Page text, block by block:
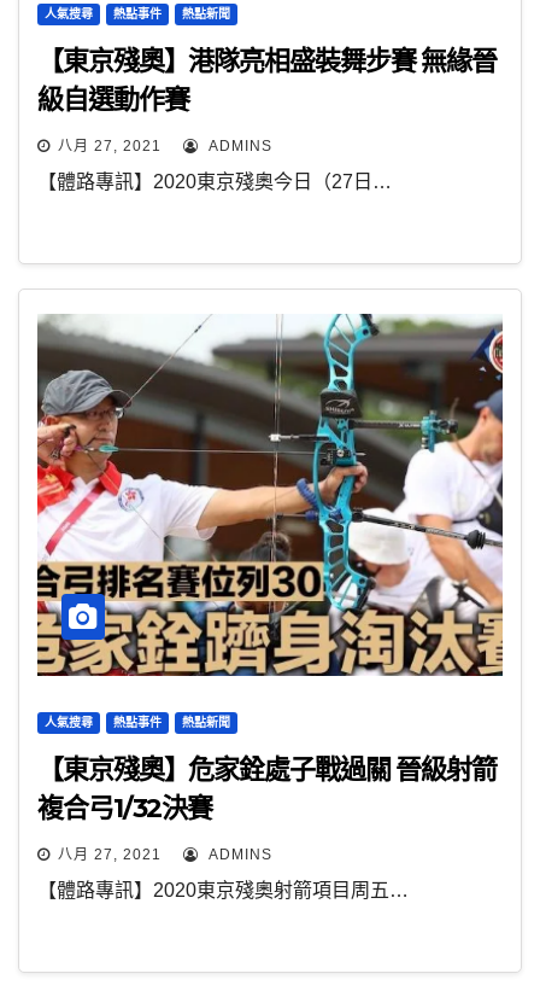
人氣搜尋 熱點事件 熱點新聞
【東京殘奧】港隊亮相盛裝舞步賽 無緣晉
級自選動作賽
八月 27, 2021 ADMINS
【體路專訊】2020東京殘奧今日（27日…
人氣搜尋 熱點事件 熱點新聞
【東京殘奧】危家銓處子戰過關 晉級射箭
複合弓1/32決賽
八月 27, 2021 ADMINS
【體路專訊】2020東京殘奧射箭項目周五…